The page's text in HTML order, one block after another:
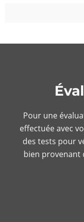
Pour une
effectuée avec
des tests pour
bien provenant